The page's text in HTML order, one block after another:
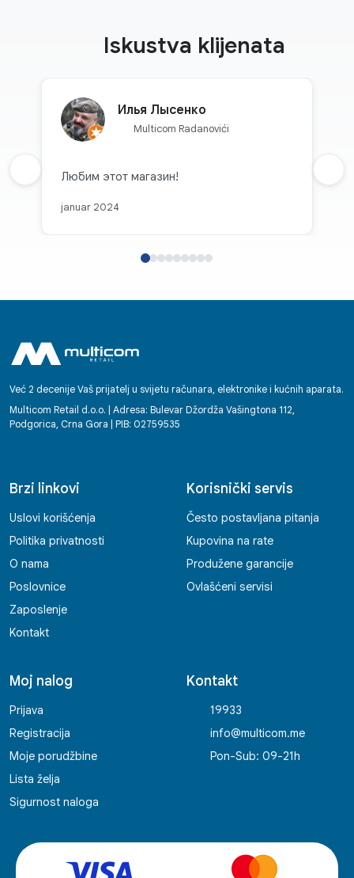
Iskustva klijenata
Илья Лысенко
Multicom Radanovići
Любим этот магазин!
januar 2024
Prethodna recenzija
Već 2 decenije Vaš prijatelj u svijetu računara, elektronike i kućnih aparata.
Multicom Retail d.o.o. | Adresa: Bulevar Džordža Vašingtona 112,
Podgorica, Crna Gora | PIB: 02759535
Brzi linkovi
Uslovi korišćenja
Politika privatnosti
O nama
Poslovnice
Zaposlenje
Kontakt
Korisnički servis
Često postavljana pitanja
Kupovina na rate
Produžene garancije
Ovlašćeni servisi
Moj nalog
Prijava
Registracija
Moje porudžbine
Lista želja
Sigurnost naloga
Kontakt
19933
info@multicom.me
Pon-Sub: 09-21h